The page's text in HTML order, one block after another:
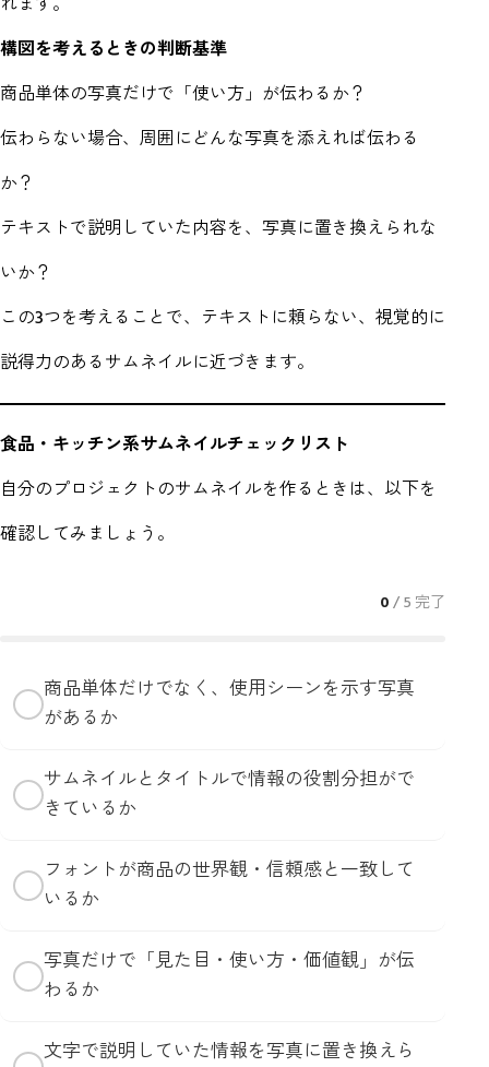
れます。
構図を考えるときの判断基準
商品単体の写真だけで「使い方」が伝わるか？
伝わらない場合、周囲にどんな写真を添えれば伝わる
か？
テキストで説明していた内容を、写真に置き換えられな
いか？
この3つを考えることで、テキストに頼らない、視覚的に
説得力のあるサムネイルに近づきます。
食品・キッチン系サムネイルチェックリスト
自分のプロジェクトのサムネイルを作るときは、以下を
確認してみましょう。
0 / 5 完了
商品単体だけでなく、使用シーンを示す写真
があるか
サムネイルとタイトルで情報の役割分担がで
きているか
フォントが商品の世界観・信頼感と一致して
いるか
写真だけで「見た目・使い方・価値観」が伝
わるか
文字で説明していた情報を写真に置き換えら